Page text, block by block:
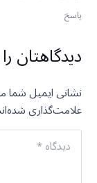
پاسخ
دیدگاهتان
نشانی ایمیل شما
علامت‌گذاری